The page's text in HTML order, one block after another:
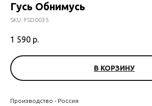
Гусь Обнимусь
SKU: FSD0035
1 590 р.
В КОРЗИНУ
Производство - Россия